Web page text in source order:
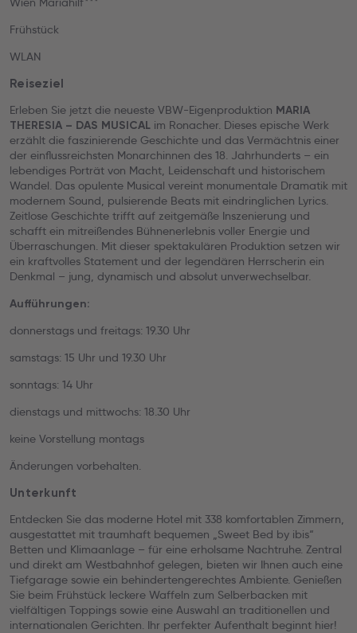
Frühstück
WLAN
Reiseziel
Erleben Sie jetzt die neueste VBW-Eigenproduktion MARIA
THERESIA – DAS MUSICAL im Ronacher. Dieses epische Werk
erzählt die faszinierende Geschichte und das Vermächtnis einer
der einflussreichsten Monarchinnen des 18. Jahrhunderts – ein
lebendiges Porträt von Macht, Leidenschaft und historischem
Wandel. Das opulente Musical vereint monumentale Dramatik mit
modernem Sound, pulsierende Beats mit eindringlichen Lyrics.
Zeitlose Geschichte trifft auf zeitgemäße Inszenierung und
schafft ein mitreißendes Bühnenerlebnis voller Energie und
Überraschungen. Mit dieser spektakulären Produktion setzen wir
ein kraftvolles Statement und der legendären Herrscherin ein
Denkmal – jung, dynamisch und absolut unverwechselbar.
Aufführungen:
donnerstags und freitags: 19.30 Uhr
samstags: 15 Uhr und 19.30 Uhr
sonntags: 14 Uhr
dienstags und mittwochs: 18.30 Uhr
keine Vorstellung montags
Änderungen vorbehalten.
Unterkunft
Entdecken Sie das moderne Hotel mit 338 komfortablen Zimmern,
ausgestattet mit traumhaft bequemen „Sweet Bed by ibis“
Betten und Klimaanlage – für eine erholsame Nachtruhe. Zentral
und direkt am Westbahnhof gelegen, bieten wir Ihnen auch eine
Tiefgarage sowie ein behindertengerechtes Ambiente. Genießen
Sie beim Frühstück leckere Waffeln zum Selberbacken mit
vielfältigen Toppings sowie eine Auswahl an traditionellen und
internationalen Gerichten. Ihr perfekter Aufenthalt beginnt hier!